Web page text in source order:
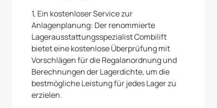
1, Ein kostenloser Service zur
Anlagenplanung: Der renommierte
Lagerausstattungsspezialist Combilift
bietet eine kostenlose Überprüfung mit
Vorschlägen für die Regalanordnung und
Berechnungen der Lagerdichte, um die
bestmögliche Leistung für jedes Lager zu
erzielen.